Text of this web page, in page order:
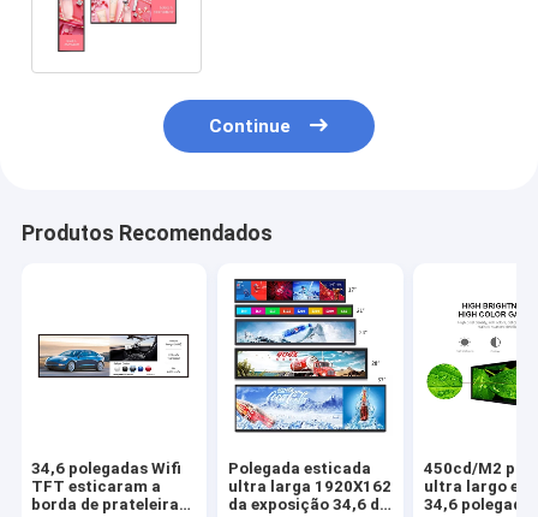
Continue
Produtos Recomendados
34,6 polegadas Wifi
TFT esticaram a
borda de prateleira
Polegada esticada
ultra larga 1920X162
da exposição 34,6 do
450cd/M2
ultra largo
34,6